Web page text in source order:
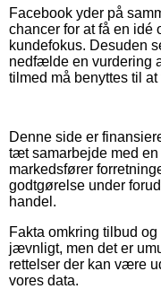
Facebook yder på
chancer for at få en idé
kundefokus. Desuden
nedfælde en vurdering
tilmed må benyttes til
Denne side er
tæt samarbejde med
markedsfører
godtgørelse under
handel.
Fakta omkring tilbud
jævnligt, men det er
rettelser der kan være
vores data.